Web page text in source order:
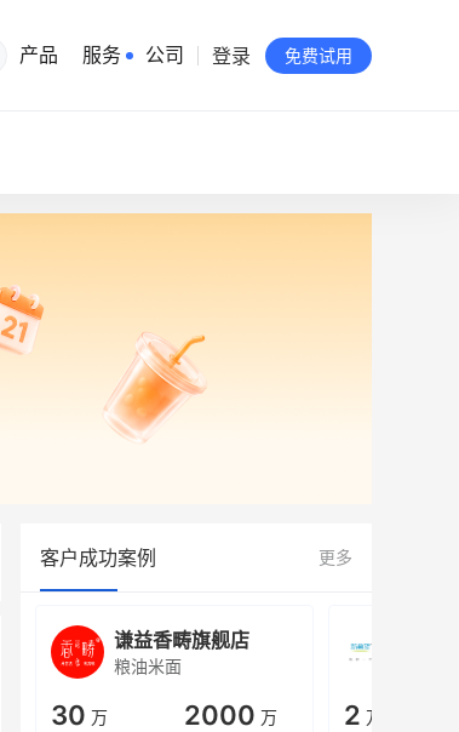
生意专家
产品 服务 公司
有赞公益
站点地图
登录 免费试用
客户成功案例 更多
谦益香畴旗舰店
粮油米面
30 万
2000 万
2 万人